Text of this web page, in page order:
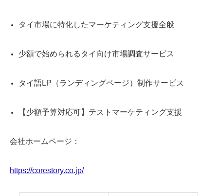
タイ市場に特化したマーケティング支援全般
少額で始められるタイ向け市場調査サービス
タイ語LP（ランディングページ）制作サービス
【少額予算対応可】テストマーケティング支援
会社ホームページ：
https://corestory.co.jp/